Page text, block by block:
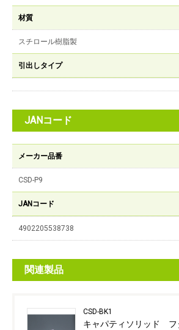
材質
スチロール樹脂製
引出しタイプ
JANコード
メーカー品番
CSD-P9
JANコード
4902205538738
関連製品
CSD-BK1
キャパティソリッド フ